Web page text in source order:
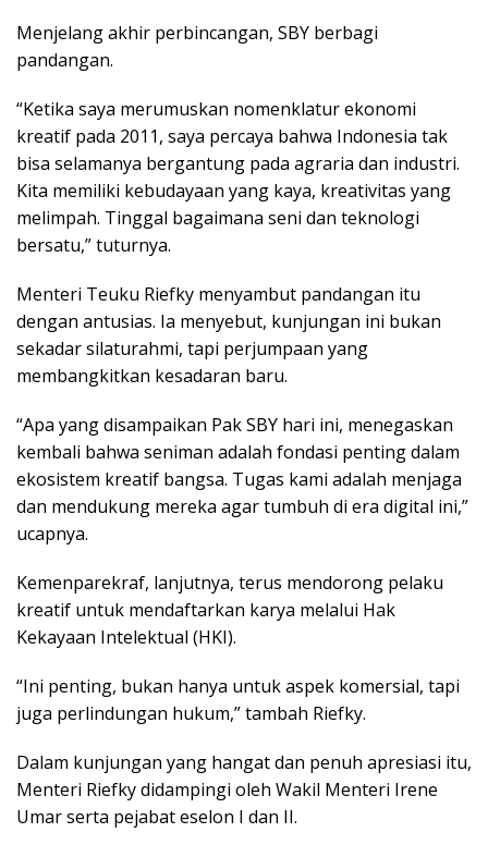
Menjelang akhir perbincangan, SBY berbagi
pandangan.
“Ketika saya merumuskan nomenklatur ekonomi
kreatif pada 2011, saya percaya bahwa Indonesia tak
bisa selamanya bergantung pada agraria dan industri.
Kita memiliki kebudayaan yang kaya, kreativitas yang
melimpah. Tinggal bagaimana seni dan teknologi
bersatu,” tuturnya.
Menteri Teuku Riefky menyambut pandangan itu
dengan antusias. Ia menyebut, kunjungan ini bukan
sekadar silaturahmi, tapi perjumpaan yang
membangkitkan kesadaran baru.
“Apa yang disampaikan Pak SBY hari ini, menegaskan
kembali bahwa seniman adalah fondasi penting dalam
ekosistem kreatif bangsa. Tugas kami adalah menjaga
dan mendukung mereka agar tumbuh di era digital ini,”
ucapnya.
Kemenparekraf, lanjutnya, terus mendorong pelaku
kreatif untuk mendaftarkan karya melalui Hak
Kekayaan Intelektual (HKI).
“Ini penting, bukan hanya untuk aspek komersial, tapi
juga perlindungan hukum,” tambah Riefky.
Dalam kunjungan yang hangat dan penuh apresiasi itu,
Menteri Riefky didampingi oleh Wakil Menteri Irene
Umar serta pejabat eselon I dan II.